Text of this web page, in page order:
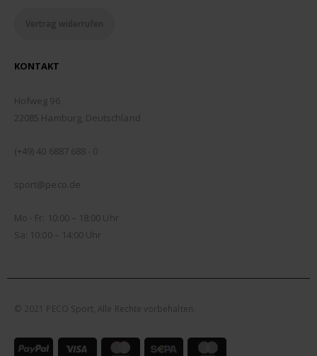
Vertrag widerrufen
KONTAKT
Hofweg 96
22085 Hamburg, Deutschland
(+49) 40 6887 688 - 0
sport@peco.de
Mo - Fr: 10:00 – 18:00 Uhr
Sa: 10:00 – 14:00 Uhr
© 2021 PECO Sport, Alle Rechte vorbehalten.